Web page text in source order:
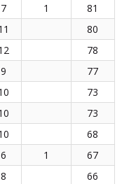
7 1
81
80
78
9
77
73
73
68
6 1
67
8
66